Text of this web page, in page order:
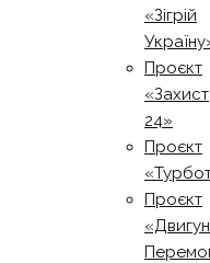
«Зігрій
Проєкт
«Захист
24»
Проєкт
Проєкт